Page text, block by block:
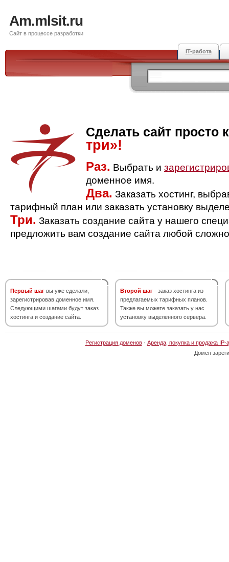
Am.mlsit.ru
Сайт в процессе разработки
IT-работа
Сделать сайт просто
три»!
Раз. Выбрать и
доменное имя.
Два. Заказать хостинг,
тарифный план или заказать установку
Три. Заказать создание сайта у нашего
предложить вам создание сайта любой
Первый шаг вы уже сделали,
зарегистрировав доменное имя.
Следующими шагами будут заказ
хостинга и создание сайта.
Второй шаг - заказ хостинга из
предлагаемых тарифных планов.
Также вы можете заказать у нас
установку выделенного сервера.
Регистрация доменов· Аренда, покупка и продажа IP-
Домен